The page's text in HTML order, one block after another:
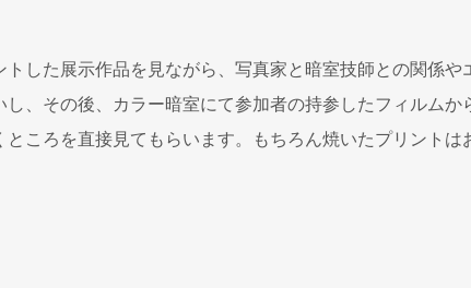
した展示作品を見ながら、写真家と暗室技師との関係や
、その後、カラー暗室にて参加者の持参したフィルムか
ころを直接見てもらいます。もちろん焼いたプリントは